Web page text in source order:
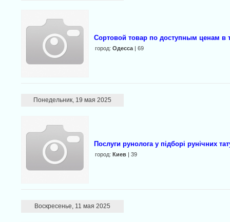
Сортовой товар по доступным ценам в
город: Одесса| 69
Понедельник, 19 мая 2025
Послуги рунолога у підборі рунічних
город: Киев| 39
Воскресенье, 11 мая 2025